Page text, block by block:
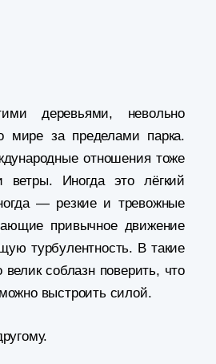
деревьями, невольно
мире за пределами парка.
отношения тоже
ветры. Иногда это лёгкий
— резкие и тревожные
привычное движение
турбулентность. В такие
соблазн поверить, что
выстроить силой.